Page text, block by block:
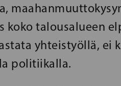
koko talousalueen
yhteistyöllä, ei
politiikalla.